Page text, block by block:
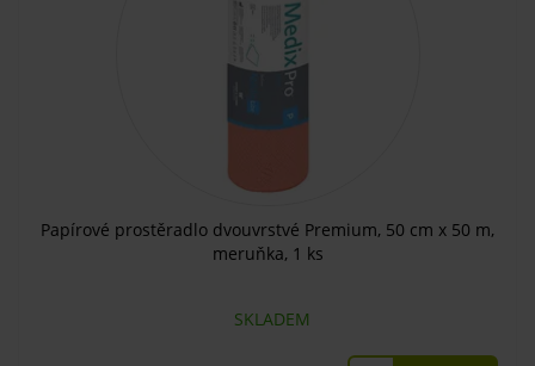
Papírové prostěradlo dvouvrstvé Premium, 50 cm x 50 m,
meruňka, 1 ks
SKLADEM